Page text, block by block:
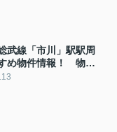
武線「市川」駅駅周
め物件情報！ 物件
ュネス市川